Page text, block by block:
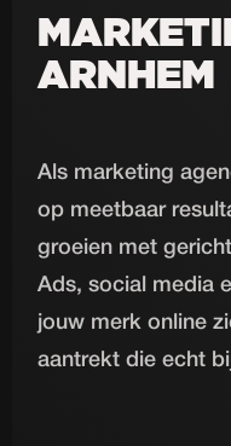
ARNHEM
Als marketing
op meetbaar
groeien met
Ads, social media
jouw merk online
aantrekt die echt